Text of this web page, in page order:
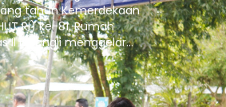
tahun Kemerdekaan
RI) ke-81, Rumah
II B Bangli menggelar
kesehatan gratis, Rabu